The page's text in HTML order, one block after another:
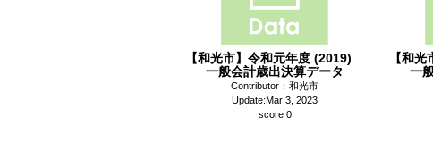
【和光市】令和元年度 (2019)
一般会計歳出決算データ
Contributor：和光市
Update:Mar 3, 2023
score 0
【和
一